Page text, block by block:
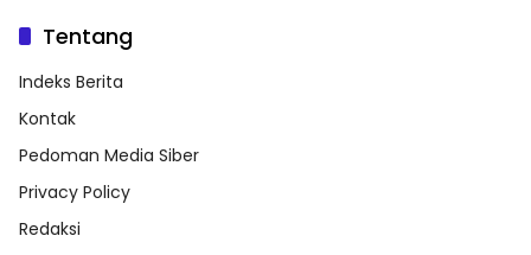
Tentang
Indeks Berita
Kontak
Pedoman Media Siber
Privacy Policy
Redaksi